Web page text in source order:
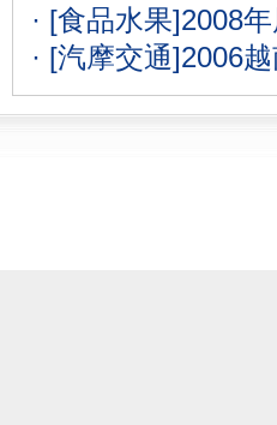
· [食品水果]2008
· [汽摩交通]2006